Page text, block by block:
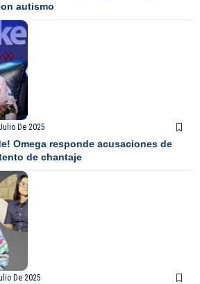
autismo
De 2025
Omega responde acusaciones de
de chantaje
De 2025